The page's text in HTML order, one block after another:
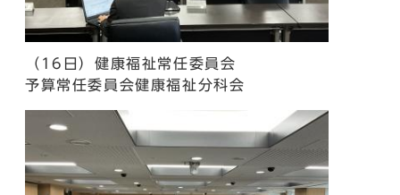
（16日）健康福祉常任委員会
予算常任委員会健康福祉分科会